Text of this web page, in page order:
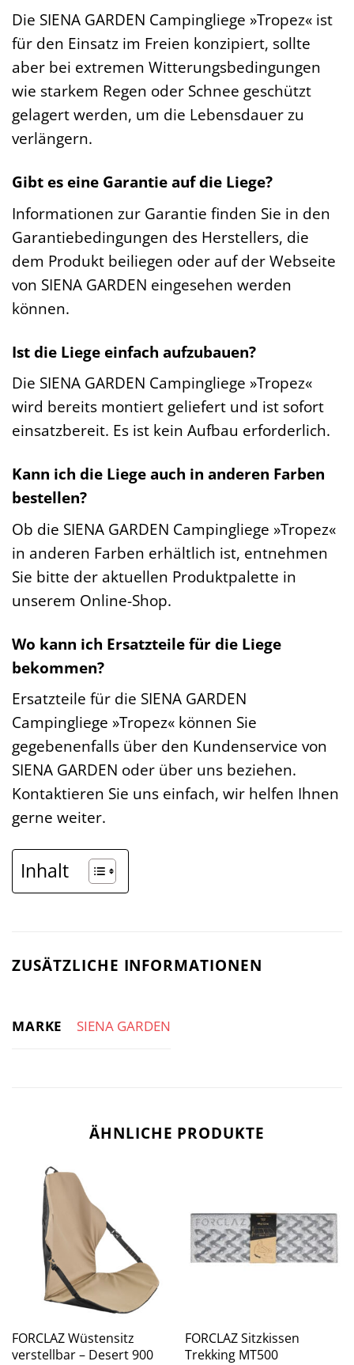
Die SIENA GARDEN Campingliege »Tropez« ist
für den Einsatz im Freien konzipiert, sollte
aber bei extremen Witterungsbedingungen
wie starkem Regen oder Schnee geschützt
gelagert werden, um die Lebensdauer zu
verlängern.
Gibt es eine Garantie auf die Liege?
Informationen zur Garantie finden Sie in den
Garantiebedingungen des Herstellers, die
dem Produkt beiliegen oder auf der Webseite
von SIENA GARDEN eingesehen werden
können.
Ist die Liege einfach aufzubauen?
Die SIENA GARDEN Campingliege »Tropez«
wird bereits montiert geliefert und ist sofort
einsatzbereit. Es ist kein Aufbau erforderlich.
Kann ich die Liege auch in anderen Farben
bestellen?
Ob die SIENA GARDEN Campingliege »Tropez«
in anderen Farben erhältlich ist, entnehmen
Sie bitte der aktuellen Produktpalette in
unserem Online-Shop.
Wo kann ich Ersatzteile für die Liege
bekommen?
Ersatzteile für die SIENA GARDEN
Campingliege »Tropez« können Sie
gegebenenfalls über den Kundenservice von
SIENA GARDEN oder über uns beziehen.
Kontaktieren Sie uns einfach, wir helfen Ihnen
gerne weiter.
Inhalt
ZUSÄTZLICHE INFORMATIONEN
MARKE SIENA GARDEN
ÄHNLICHE PRODUKTE
FORCLAZ Wüstensitz
verstellbar – Desert 900
FORCLAZ Sitzkissen
Trekking MT500